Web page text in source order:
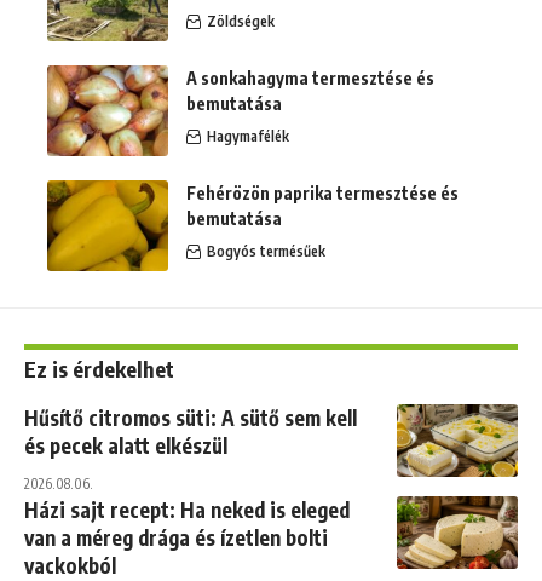
Zöldségek
A sonkahagyma termesztése és
bemutatása
Hagymafélék
Fehérözön paprika termesztése és
bemutatása
Bogyós termésűek
Ez is érdekelhet
Hűsítő citromos süti: A sütő sem kell
és pecek alatt elkészül
2026.08.06.
Házi sajt recept: Ha neked is eleged
van a méreg drága és ízetlen bolti
vackokból